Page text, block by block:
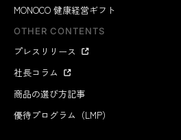
MONOCO 健康経営ギフト
OTHER CONTENTS
プレスリリース
社長コラム
商品の選び方記事
優待プログラム（LMP）